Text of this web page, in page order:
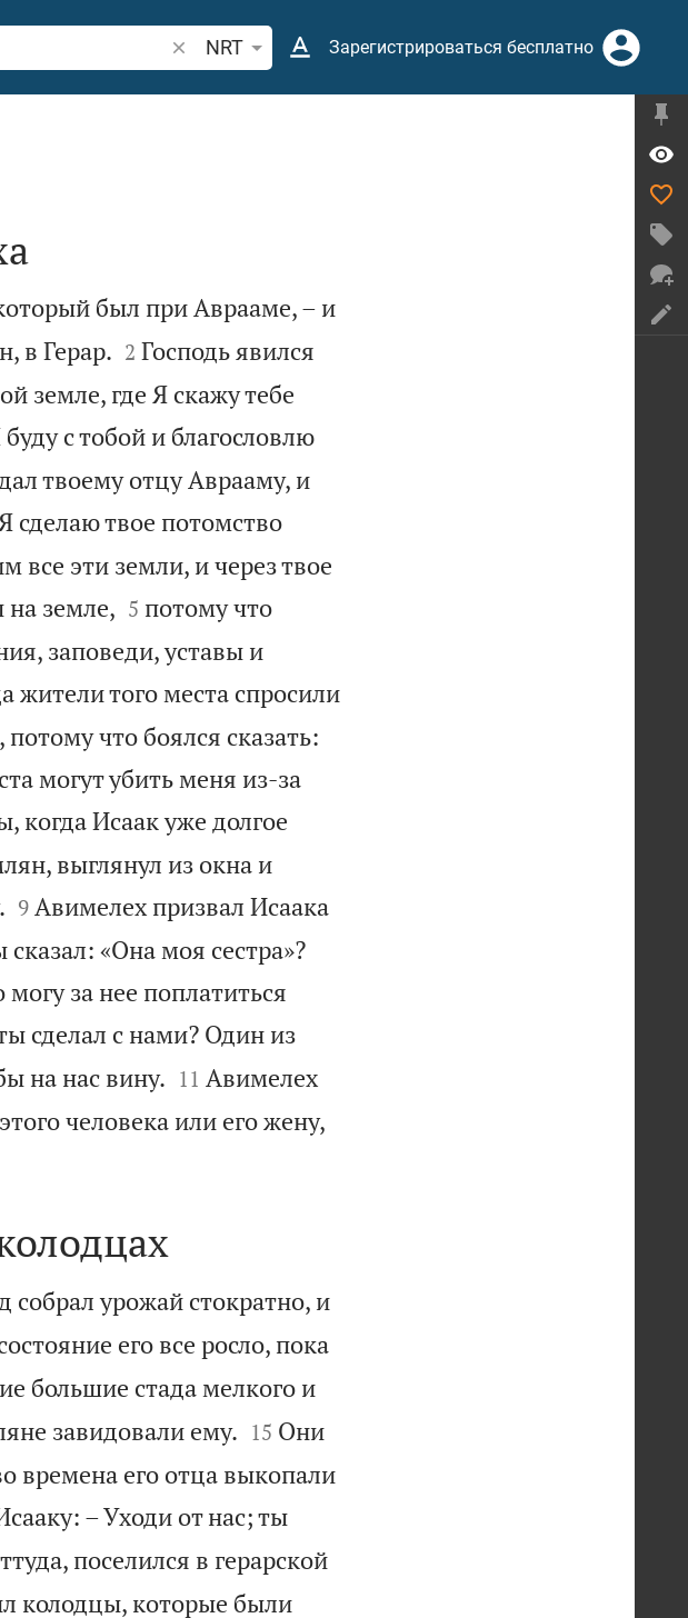
Поиск по отрывку из Библии или термину
NRT Зарегистрироваться бесплатно
был при Аврааме, – и
в Герар.
2 Господь явился
земле, где Я скажу тебе
с тобой и благословлю
твоему отцу Аврааму, и
сделаю твое потомство
все эти земли, и через твое
на земле,
5 потому что
заповеди, уставы и
жители того места спросили
потому что боялся сказать:
могут убить меня из-за
когда Исаак уже долгое
выглянул из окна и

9 Авимелех призвал Исаака
«Она моя сестра»?
за нее поплатиться
сделал с нами? Один из
на нас вину.
11 Авимелех
человека или его жену,
собрал урожай стократно, и
его все росло, пока
большие стада мелкого и
завидовали ему.
15 Они
времена его отца выкопали
– Уходи от нас; ты
поселился в герарской
колодцы, которые были